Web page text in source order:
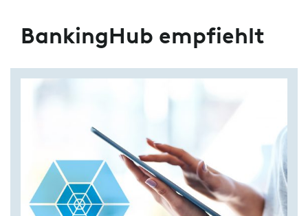
BankingHub empfiehlt